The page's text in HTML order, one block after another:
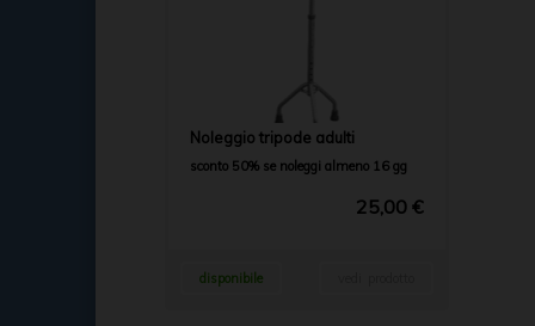
Noleggio tripode adulti
sconto 50% se noleggi almeno 16 gg
25,00 €
disponibile